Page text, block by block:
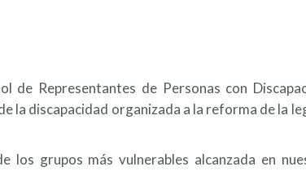
de Representantes de Personas con
la discapacidad organizada a la reforma de la
grupos más vulnerables alcanzada en